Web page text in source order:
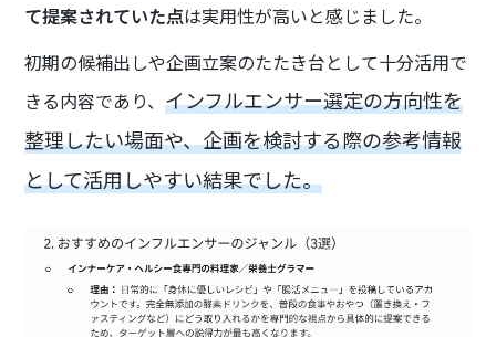
て提案されていた点は実用性が高いと感じました。
初期の候補出しや企画立案のたたき台として十分活用で
きる内容であり、インフルエンサー選定の方向性を
整理したい場面や、企画を検討する際の参考情報
として活用しやすい結果でした。